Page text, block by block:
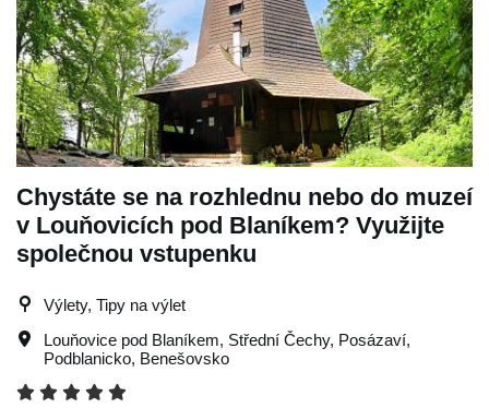
Chystáte se na rozhlednu nebo do muzeí
v Louňovicích pod Blaníkem? Využijte
společnou vstupenku
Výlety, Tipy na výlet
Louňovice pod Blaníkem, Střední Čechy, Posázaví,
Podblanicko, Benešovsko